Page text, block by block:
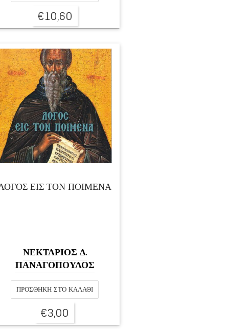
€10,60
ΕΙΣ ΤΟΝ ΠΟΙΜΕΝΑ
ΝΕΚΤΑΡΙΟΣ Δ.
ΠΑΝΑΓΟΠΟΥΛΟΣ
ΠΡΟΣΘΉΚΗ ΣΤΟ ΚΑΛΆΘΙ
€3,00